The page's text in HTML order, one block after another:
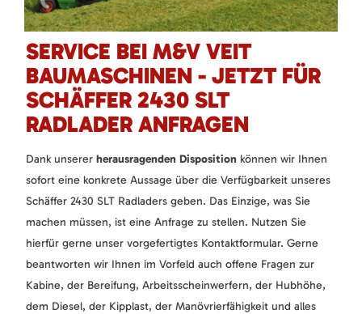
SERVICE BEI M&V VEIT
BAUMASCHINEN - JETZT FÜR
SCHÄFFER 2430 SLT
RADLADER ANFRAGEN
Dank unserer herausragenden Disposition können wir Ihnen
sofort eine konkrete Aussage über die Verfügbarkeit unseres
Schäffer 2430 SLT Radladers geben. Das Einzige, was Sie
machen müssen, ist eine Anfrage zu stellen. Nutzen Sie
hierfür gerne unser vorgefertigtes Kontaktformular. Gerne
beantworten wir Ihnen im Vorfeld auch offene Fragen zur
Kabine, der Bereifung, Arbeitsscheinwerfern, der Hubhöhe,
dem Diesel, der Kipplast, der Manövrierfähigkeit und alles